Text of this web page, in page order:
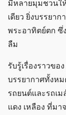
มีหลายมุมชวนใ
เดียว ยิ่งบรรยา
พระอาทิตย์ตก ซึ่
ลืม
รับรู้เรื่องราวขอ
บรรยากาศทั้งหม
รถยนต์และรถเม
แดง เหลือง ที่มา